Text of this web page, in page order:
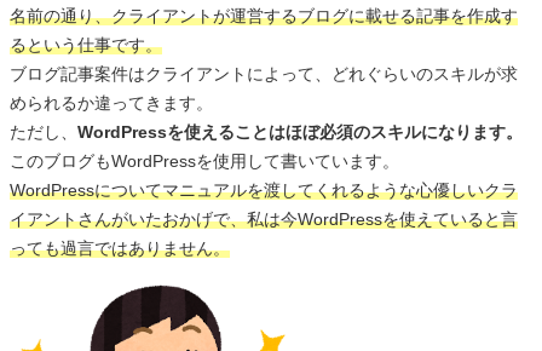
名前の通り、クライアントが運営するブログに載せる記事を作成す
るという仕事です。
ブログ記事案件はクライアントによって、どれぐらいのスキルが求
められるか違ってきます。
ただし、 WordPressを使えることはほぼ必須のスキルになります。
このブログもWordPressを使用して書いています。
WordPressについてマニュアルを渡してくれるような心優しいクラ
イアントさんがいたおかげで、私は今WordPressを使えていると言
っても過言ではありません。